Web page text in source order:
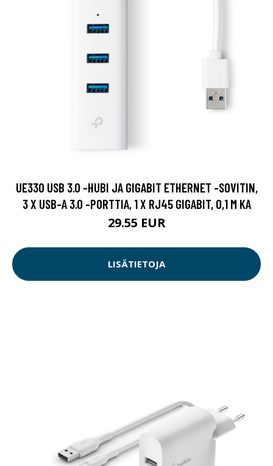
UE330 USB 3.0 -HUBI JA GIGABIT ETHERNET -SOVITIN,
3 X USB-A 3.0 -PORTTIA, 1 X RJ45 GIGABIT, 0,1 M KA
29.55 EUR
LISÄTIETOJA